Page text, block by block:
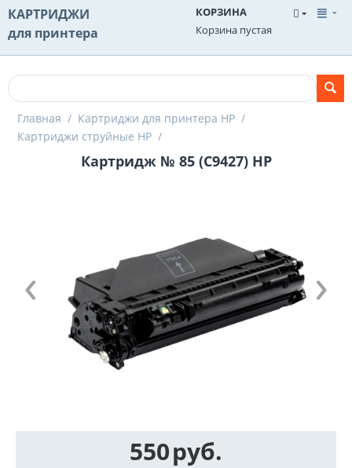
КАРТРИДЖИ
для принтера
КОРЗИНА
Корзина пустая
Главная / Картриджи для принтера HP /
Картриджи струйные HP /
Картридж № 85 (C9427) HP
550руб.